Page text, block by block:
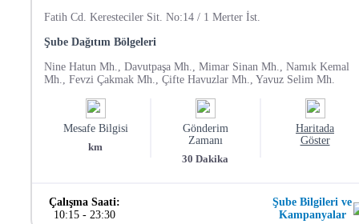
Fatih Cd. Keresteciler Sit. No:14 / 1 Merter İst.
Şube Dağıtım Bölgeleri
Nine Hatun Mh., Davutpaşa Mh., Mimar Sinan Mh., Namık Kemal
Mh., Fevzi Çakmak Mh., Çifte Havuzlar Mh., Yavuz Selim Mh.
Mesafe Bilgisi
km
Gönderim
Zamanı
30 Dakika
Haritada
Göster
Çalışma Saati:
10:15- 23:30
Şube Bilgileri ve
Kampanyalar